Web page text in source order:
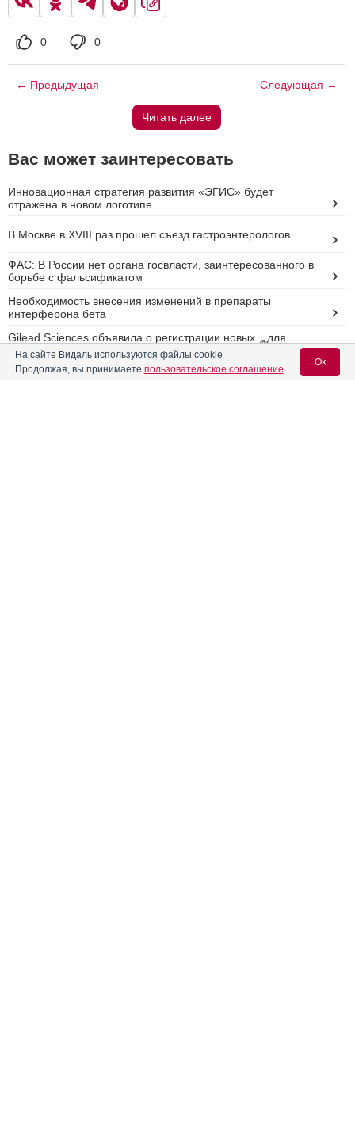
0 0
← Предыдущая Следующая →
Читать далее
Вас может заинтересовать
Инновационная стратегия развития «ЭГИС» будет
отражена в новом логотипе
В Москве в ХVIII раз прошел съезд гастроэнтерологов
ФАС: В России нет органа госвласти, заинтересованного в
борьбе с фальсификатом
Необходимость внесения изменений в препараты
интерферона бета
Gilead Sciences объявила о регистрации новых
показаний препарата Эпклюза
®для
подростков
На сайте Видаль используются файлы cookie
Продолжая, вы принимаете пользовательское соглашение.
Ok